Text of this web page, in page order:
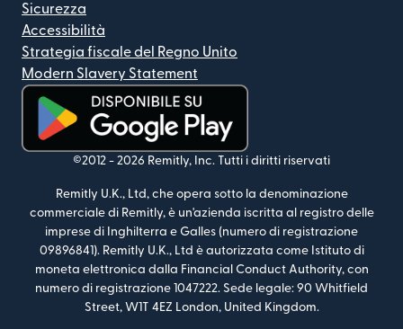
Sicurezza
Accessibilità
Strategia fiscale del Regno Unito
Modern Slavery Statement
(si apre in una nuova finestra)
©2012 - 2026 Remitly, Inc. Tutti i diritti riservati
Remitly U.K., Ltd, che opera sotto la denominazione
commerciale di Remitly, è un'azienda iscritta al registro delle
imprese di Inghilterra e Galles (numero di registrazione
09896841). Remitly U.K., Ltd è autorizzata come Istituto di
moneta elettronica dalla Financial Conduct Authority, con
numero di registrazione 1047222. Sede legale: 90 Whitfield
Street, W1T 4EZ London, United Kingdom.